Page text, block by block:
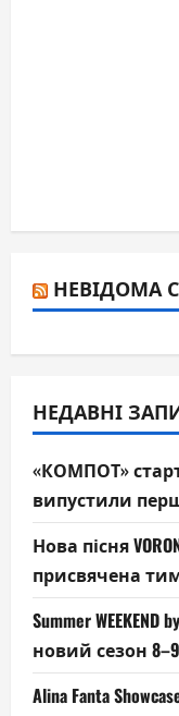
НЕВІДОМА
НЕДАВНІ
«КОМПОТ»
випустили
Нова пісня
присвячена
Summer WEEKEND
новий сезон
Alina Fanta